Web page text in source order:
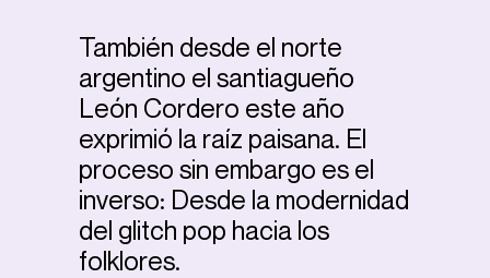
También desde el norte
argentino el santiagueño
León Cordero este año
exprimió la raíz paisana. El
proceso sin embargo es el
inverso: Desde la modernidad
del glitch pop hacia los
folklores.